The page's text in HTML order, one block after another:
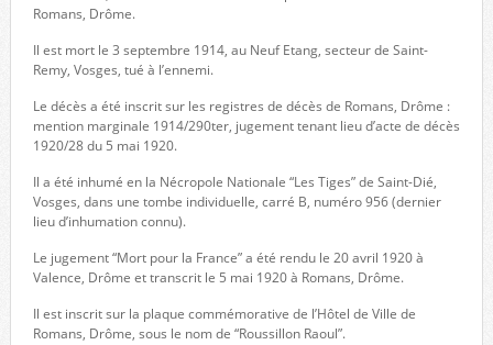
Romans, Drôme.
Il est mort le 3 septembre 1914, au Neuf Etang, secteur de Saint-
Remy, Vosges, tué à l’ennemi.
Le décès a été inscrit sur les registres de décès de Romans, Drôme :
mention marginale 1914/290ter, jugement tenant lieu d’acte de décès
1920/28 du 5 mai 1920.
Il a été inhumé en la Nécropole Nationale “Les Tiges” de Saint-Dié,
Vosges, dans une tombe individuelle, carré B, numéro 956 (dernier
lieu d’inhumation connu).
Le jugement “Mort pour la France” a été rendu le 20 avril 1920 à
Valence, Drôme et transcrit le 5 mai 1920 à Romans, Drôme.
Il est inscrit sur la plaque commémorative de l’Hôtel de Ville de
Romans, Drôme, sous le nom de “Roussillon Raoul”.